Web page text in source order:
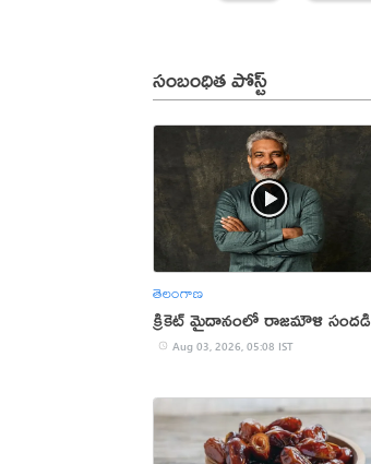
సంబంధిత పోస్ట్
తెలంగాణ
క్రికెట్ మైదానంలో రాజమౌళి సందడి
Aug 03, 2026, 05:08 IST